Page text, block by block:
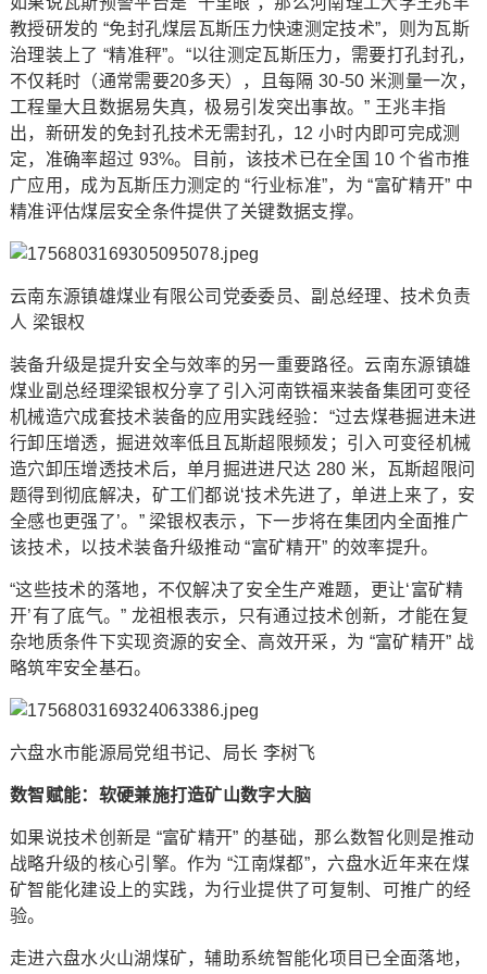
教授研发的 “免封孔煤层瓦斯压力快速测定技术”，则为瓦斯
治理装上了 “精准秤”。“以往测定瓦斯压力，需要打孔封孔，
不仅耗时（通常需要20多天），且每隔 30-50 米测量一次，
工程量大且数据易失真，极易引发突出事故。” 王兆丰指
出，新研发的免封孔技术无需封孔，12 小时内即可完成测
定，准确率超过 93%。目前，该技术已在全国 10 个省市推
广应用，成为瓦斯压力测定的 “行业标准”，为 “富矿精开” 中
精准评估煤层安全条件提供了关键数据支撑。
云南东源镇雄煤业有限公司党委委员、副总经理、技术负责
人 梁银权
装备升级是提升安全与效率的另一重要路径。云南东源镇雄
煤业副总经理梁银权分享了引入河南铁福来装备集团可变径
机械造穴成套技术装备的应用实践经验：“过去煤巷掘进未进
行卸压增透，掘进效率低且瓦斯超限频发；引入可变径机械
造穴卸压增透技术后，单月掘进进尺达 280 米，瓦斯超限问
题得到彻底解决，矿工们都说‘技术先进了，单进上来了，安
全感也更强了’。” 梁银权表示，下一步将在集团内全面推广
该技术，以技术装备升级推动 “富矿精开” 的效率提升。
“这些技术的落地，不仅解决了安全生产难题，更让‘富矿精
开’有了底气。” 龙祖根表示，只有通过技术创新，才能在复
杂地质条件下实现资源的安全、高效开采，为 “富矿精开” 战
略筑牢安全基石。
六盘水市能源局党组书记、局长 李树飞
数智赋能：软硬兼施打造矿山数字大脑
如果说技术创新是 “富矿精开” 的基础，那么数智化则是推动
战略升级的核心引擎。作为 “江南煤都”，六盘水近年来在煤
矿智能化建设上的实践，为行业提供了可复制、可推广的经
验。
走进六盘水火山湖煤矿，辅助系统智能化项目已全面落地，